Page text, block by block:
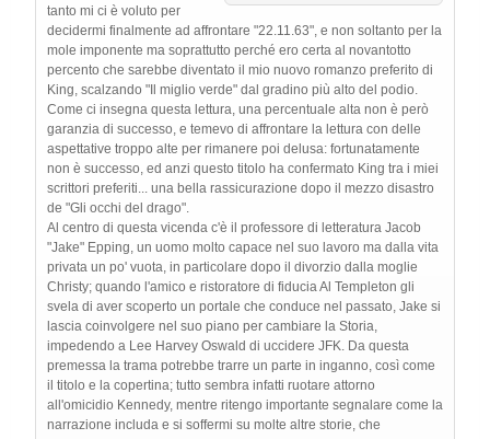
tanto mi ci è voluto per
decidermi finalmente ad affrontare "22.11.63", e non soltanto per la
mole imponente ma soprattutto perché ero certa al novantotto
percento che sarebbe diventato il mio nuovo romanzo preferito di
King, scalzando "Il miglio verde" dal gradino più alto del podio.
Come ci insegna questa lettura, una percentuale alta non è però
garanzia di successo, e temevo di affrontare la lettura con delle
aspettative troppo alte per rimanere poi delusa: fortunatamente
non è successo, ed anzi questo titolo ha confermato King tra i miei
scrittori preferiti... una bella rassicurazione dopo il mezzo disastro
de "Gli occhi del drago".
Al centro di questa vicenda c'è il professore di letteratura Jacob
"Jake" Epping, un uomo molto capace nel suo lavoro ma dalla vita
privata un po' vuota, in particolare dopo il divorzio dalla moglie
Christy; quando l'amico e ristoratore di fiducia Al Templeton gli
svela di aver scoperto un portale che conduce nel passato, Jake si
lascia coinvolgere nel suo piano per cambiare la Storia,
impedendo a Lee Harvey Oswald di uccidere JFK. Da questa
premessa la trama potrebbe trarre un parte in inganno, così come
il titolo e la copertina; tutto sembra infatti ruotare attorno
all'omicidio Kennedy, mentre ritengo importante segnalare come la
narrazione includa e si soffermi su molte altre storie, che